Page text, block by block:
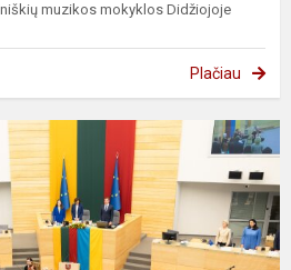
muzikos mokyklos Didžiojoje
Plačiau